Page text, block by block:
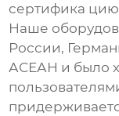
сертифика
Наше
России,
АСЕАН и было